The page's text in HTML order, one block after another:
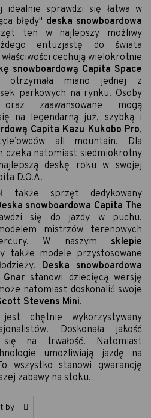
idealnie sprawdzi się łatwa w
błędy" deska snowboardowa
ten w najlepszy możliwy
entuzjastę do świata
cechują wielokrotnie
snowboardową Capita Space
miano jednej z
parkowych na rynku. Osoby
oraz zaawansowane mogą
na legendarną już, szybką i
Capita Kazu Kukobo Pro,
all mountain. Dla
czeka natomiast siedmiokrotny
deskę roku w swojej
D.O.A.
także sprzęt dedykowany
snowboardowa Capita The
się do jazdy w puchu.
mistrzów terenowych
W naszym sklepie
także modele przystosowane
Deska snowboardowa
stanowi dziecięcą wersję
natomiast doskonalić swoje
Stevens Mini.
chętnie wykorzystywany
Doskonała jakość
się na trwałość. Natomiast
umożliwiają jazdę na
wszystko stanowi gwarancję
zabawy na stoku.
by